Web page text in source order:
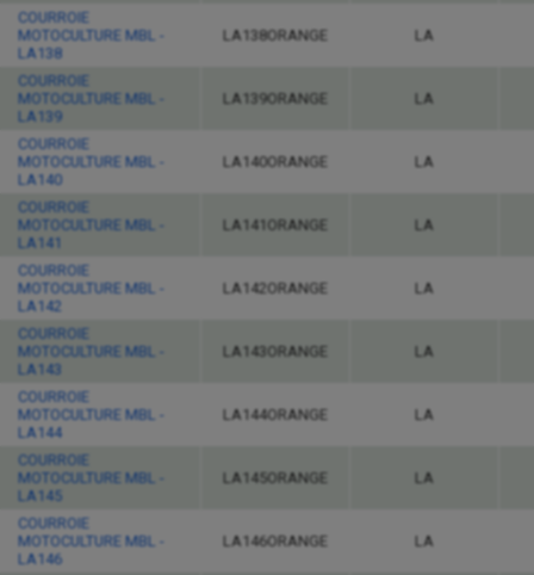
COURROIE
MOTOCULTURE MBL -
LA138
LA138ORANGE LA
COURROIE
MOTOCULTURE MBL -
LA139
LA139ORANGE LA
COURROIE
MOTOCULTURE MBL -
LA140
LA140ORANGE LA
COURROIE
MOTOCULTURE MBL -
LA141
LA141ORANGE LA
COURROIE
MOTOCULTURE MBL -
LA142
LA142ORANGE LA
COURROIE
MOTOCULTURE MBL -
LA143
LA143ORANGE LA
COURROIE
MOTOCULTURE MBL -
LA144
LA144ORANGE LA
COURROIE
MOTOCULTURE MBL -
LA145
LA145ORANGE LA
COURROIE
MOTOCULTURE MBL -
LA146
LA146ORANGE LA